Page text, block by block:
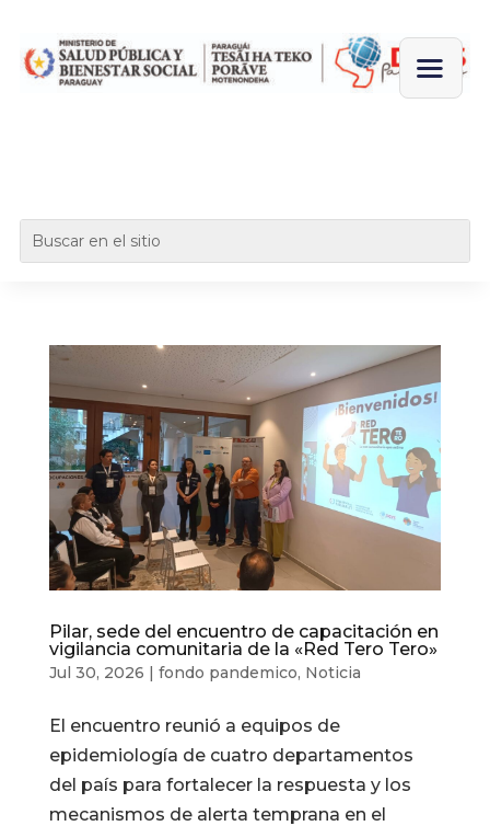
Pilar, sede del encuentro de capacitación en
vigilancia comunitaria de la «Red Tero Tero»
Jul 30, 2026 | fondo pandemico, Noticia
El encuentro reunió a equipos de
epidemiología de cuatro departamentos
del país para fortalecer la respuesta y los
mecanismos de alerta temprana en el